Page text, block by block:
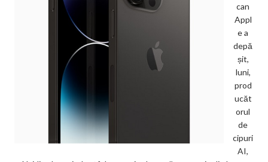
can
Appl
e a
depă
șit,
luni,
prod
ucăt
orul
de
cipuri
AI,